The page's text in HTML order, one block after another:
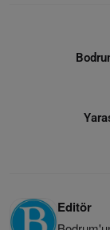
Editör